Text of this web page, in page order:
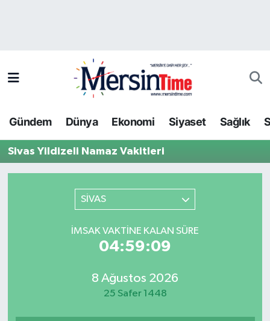
Gündem Dünya Ekonomi Siyaset Sağlık
Sivas Yildizeli Namaz Vakitleri
SİVAS
İMSAK VAKTINE KALAN SÜRE
04:59:09
8 Ağustos 2026
25 Safer 1448
Bilim-Teknoloji
Dünya
Gündem
Trafik Durumu
Tüm Manşetler
Haber Arşivi